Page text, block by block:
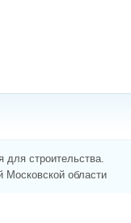
для строительства.
области